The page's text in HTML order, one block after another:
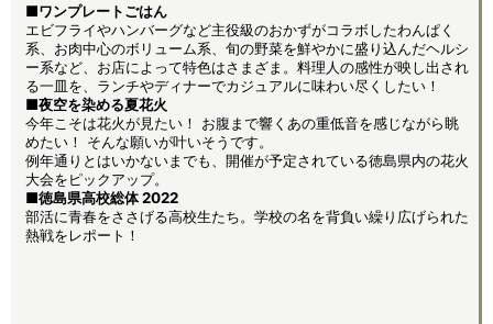
■ワンプレートごはん
エビフライやハンバーグなど主役級のおかずがコラボしたわんぱく
系、お肉中心のボリューム系、旬の野菜を鮮やかに盛り込んだヘルシ
ー系など、お店によって特色はさまざま。料理人の感性が映し出され
る一皿を、ランチやディナーでカジュアルに味わい尽くしたい！
■夜空を染める夏花火
今年こそは花火が見たい！ お腹まで響くあの重低音を感じながら眺
めたい！ そんな願いが叶いそうです。
例年通りとはいかないまでも、開催が予定されている徳島県内の花火
大会をピックアップ。
■徳島県高校総体 2022
部活に青春をささげる高校生たち。学校の名を背負い繰り広げられた
熱戦をレポート！